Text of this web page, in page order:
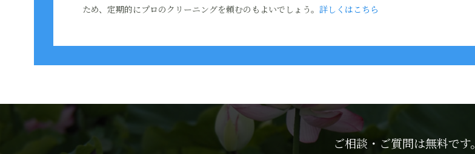
ため、定期的にプロのクリーニングを頼むのもよいでしょう。 詳しくはこちら
ご相談・ご質問は無料です。